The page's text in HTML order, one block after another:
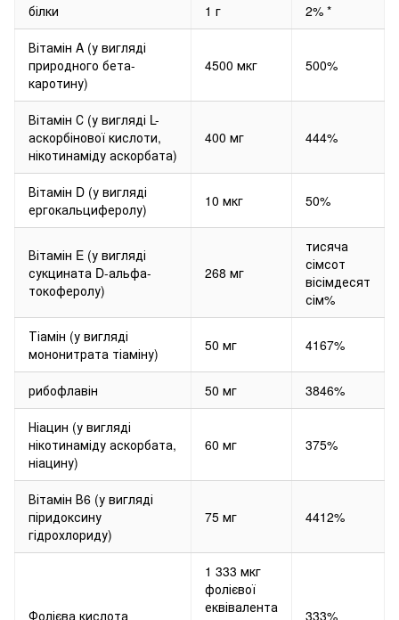
білки 1 г 2% *
Вітамін A (у вигляді
природного бета-
каротину)
4500 мкг 500%
Вітамін С (у вигляді L-
аскорбінової кислоти,
нікотинаміду аскорбата)
400 мг 444%
Вітамін D (у вигляді
ергокальциферолу)
10 мкг 50%
Вітамін E (у вигляді
сукцината D-альфа-
токоферолу)
268 мг
тисяча
сімсот
вісімдесят
сім%
Тіамін (у вигляді
мононитрата тіаміну)
50 мг 4167%
рибофлавін 50 мг 3846%
Ніацин (у вигляді
нікотинаміду аскорбата,
ніацину)
60 мг 375%
Вітамін В6 (у вигляді
піридоксину
гідрохлориду)
75 мг 4412%
Фолієва кислота
1 333 мкг
фолієвої
еквівалента
333%